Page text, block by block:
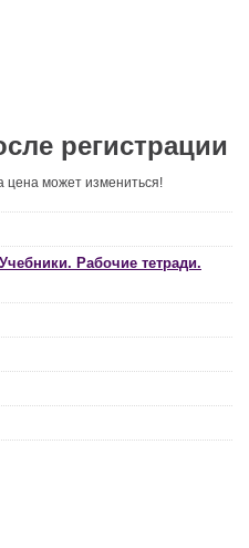
регистрации
цена может измениться!
Учебники. Рабочие тетради.